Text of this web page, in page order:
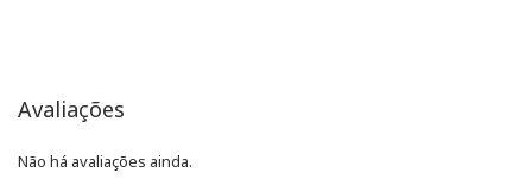
Avaliações
Não há avaliações ainda.